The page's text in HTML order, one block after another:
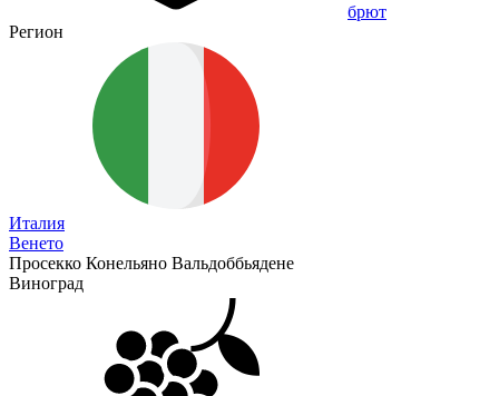
брют
Регион
Италия
Венето
Просекко Конельяно Вальдоббьядене
Виноград